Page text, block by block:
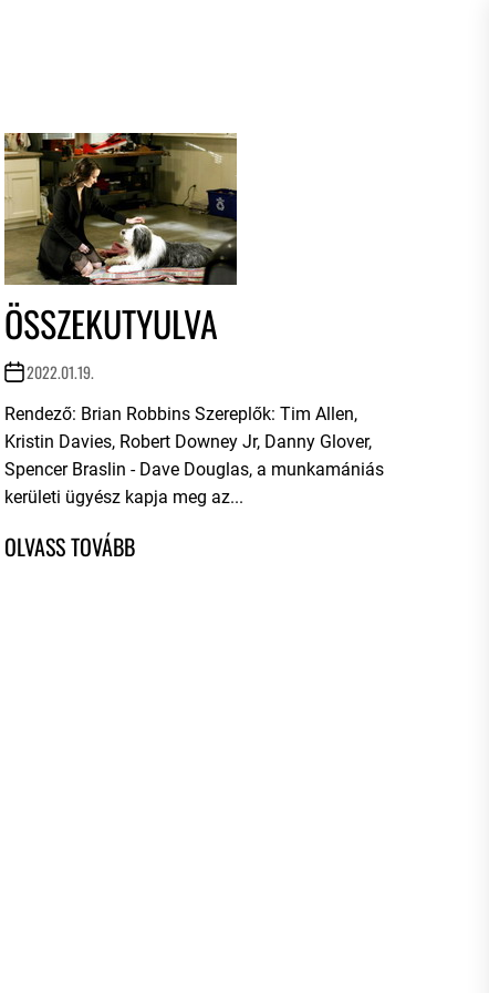
ÖSSZEKUTYULVA
2022.01.19.
Rendező: Brian Robbins Szereplők: Tim Allen,
Kristin Davies, Robert Downey Jr, Danny Glover,
Spencer Braslin - Dave Douglas, a munkamániás
kerületi ügyész kapja meg az...